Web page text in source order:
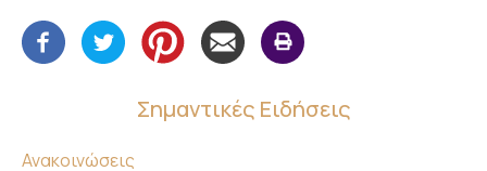
Σημαντικές Ειδήσεις
Ανακοινώσεις